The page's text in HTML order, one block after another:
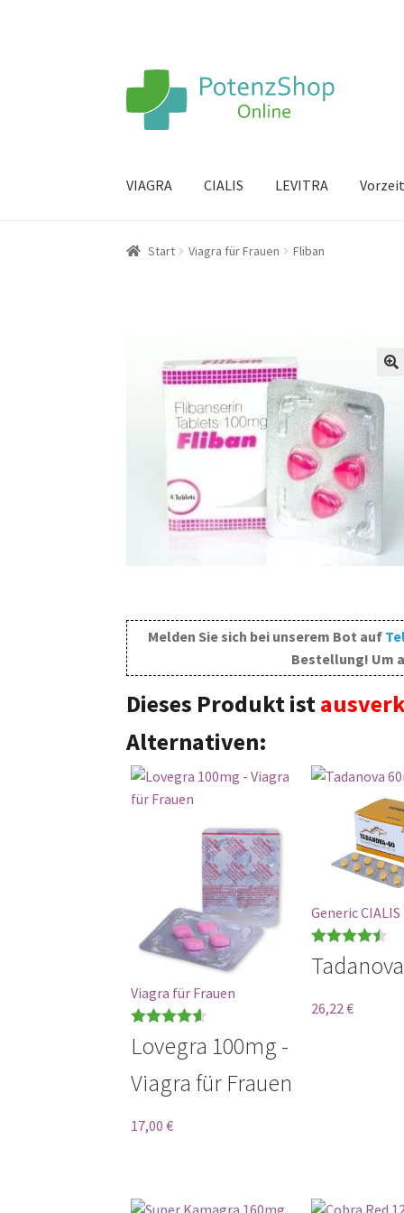
VIAGRA CIALIS LEVITRA
Start Viagra für Frauen Fliban
Melden Sie sich bei unserem Bot auf
Bestellung! Um
Dieses Produkt ist
Alternativen:
Viagra für Frauen
Bewertet
4.57
von 5
Lovegra 100mg -
Viagra für Frauen
17,00€
Generic CIALIS
Bewertet
26,22€